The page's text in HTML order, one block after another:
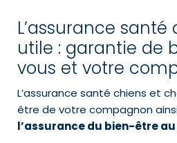
L’assurance
utile : garantie de
vous et votre
L’assurance santé chiens et
être de votre compagnon
l’assurance du bien-être